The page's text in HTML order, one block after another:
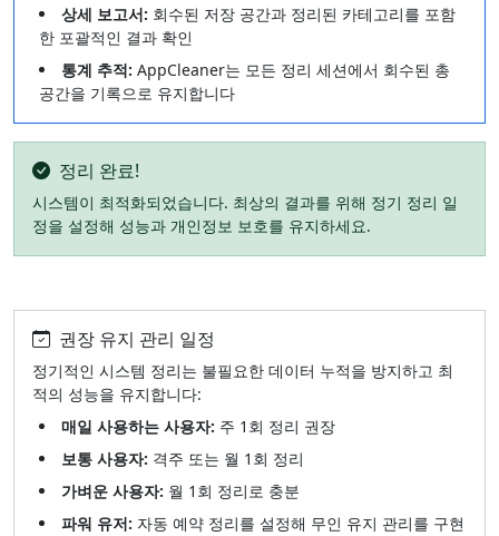
상세 보고서: 회수된 저장 공간과 정리된 카테고리를 포함
한 포괄적인 결과 확인
통계 추적: AppCleaner는 모든 정리 세션에서 회수된 총
공간을 기록으로 유지합니다
정리 완료!
시스템이 최적화되었습니다. 최상의 결과를 위해 정기 정리 일
정을 설정해 성능과 개인정보 보호를 유지하세요.
권장 유지 관리 일정
정기적인 시스템 정리는 불필요한 데이터 누적을 방지하고 최
적의 성능을 유지합니다:
매일 사용하는 사용자: 주 1회 정리 권장
보통 사용자: 격주 또는 월 1회 정리
가벼운 사용자: 월 1회 정리로 충분
파워 유저: 자동 예약 정리를 설정해 무인 유지 관리를 구현